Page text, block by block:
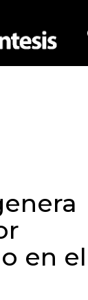
en el